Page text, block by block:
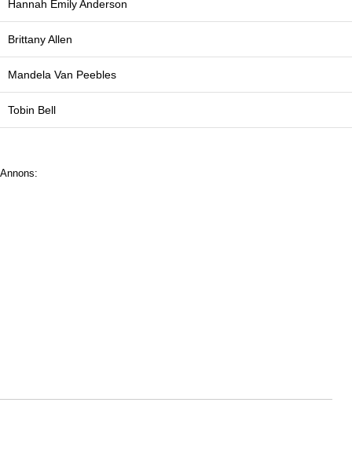
Hannah Emily Anderson
Brittany Allen
Mandela Van Peebles
Tobin Bell
Annons: